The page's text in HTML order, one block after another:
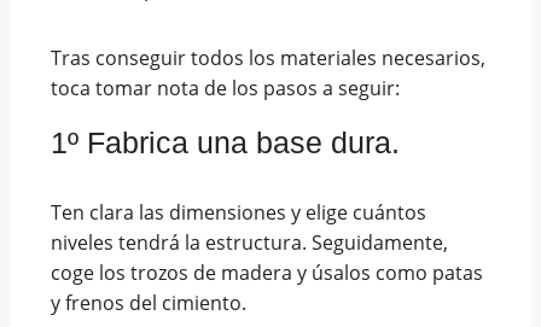
Tras conseguir todos los materiales necesarios,
toca tomar nota de los pasos a seguir:
1º Fabrica una base dura.
Ten clara las dimensiones y elige cuántos
niveles tendrá la estructura. Seguidamente,
coge los trozos de madera y úsalos como patas
y frenos del cimiento.